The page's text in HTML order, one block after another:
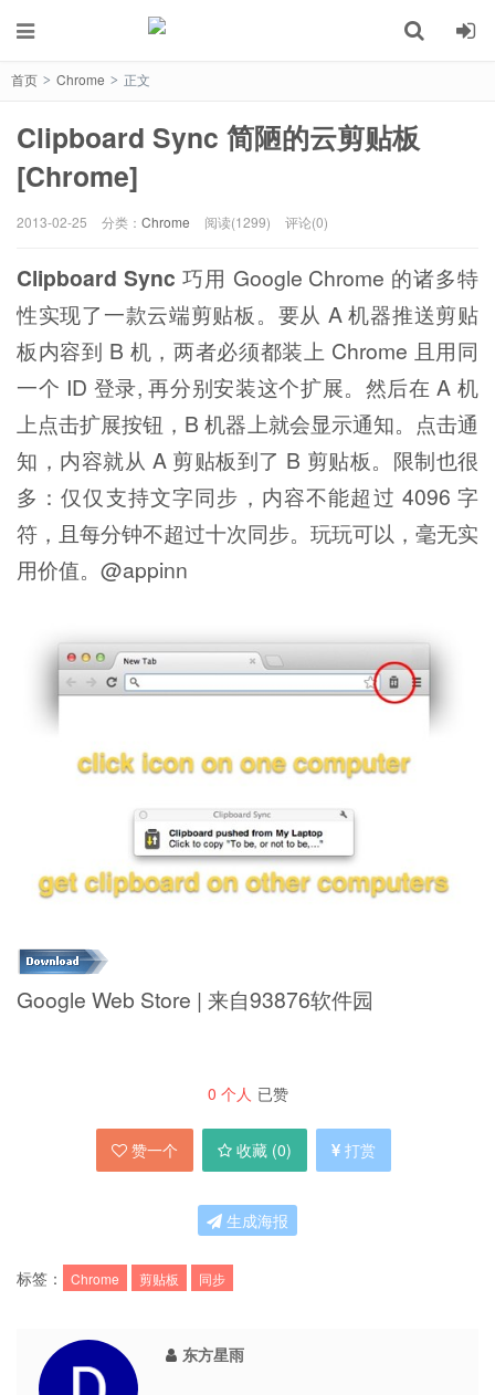
首页 > Chrome > 正文
Clipboard Sync 简陋的云剪贴板
[Chrome]
2013-02-25 分类： Chrome 阅读(1299) 评论(0)
Clipboard Sync 巧用 Google Chrome 的诸多特
性实现了一款云端剪贴板。要从 A 机器推送剪贴
板内容到 B 机，两者必须都装上 Chrome 且用同
一个 ID 登录, 再分别安装这个扩展。然后在 A 机
上点击扩展按钮，B 机器上就会显示通知。点击通
知，内容就从 A 剪贴板到了 B 剪贴板。限制也很
多：仅仅支持文字同步，内容不能超过 4096 字
符，且每分钟不超过十次同步。玩玩可以，毫无实
用价值。@appinn
Google Web Store | 来自93876软件园
0 个人 已赞
赞一个 收藏 (0) 打赏
生成海报
标签： Chrome 剪贴板 同步
东方星雨